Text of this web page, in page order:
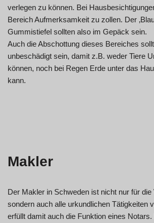
verlegen zu können. Bei
Bereich Aufmerksamkeit zu zollen. Der
Gummistiefel sollten also im Gepäck sein.
Auch die Abschottung dieses Bereiches
unbeschädigt sein, damit z.B. weder Tiere
können, noch bei Regen Erde unter das
kann.
Makler
Der Makler in Schweden ist nicht nur für die
sondern auch alle urkundlichen Tätigkeiten
erfüllt damit auch die Funktion eines